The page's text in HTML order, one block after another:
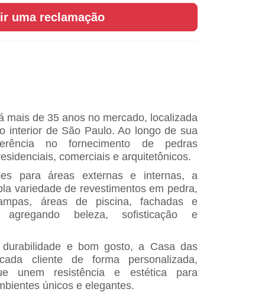
uma reclamação
mais de 35 anos no mercado, localizada
interior de São Paulo. Ao longo de sua
no fornecimento de pedras
comerciais e arquitetônicos.
para áreas externas e internas, a
variedade de revestimentos em pedra,
áreas de piscina, fachadas e
agregando beleza, sofisticação e
e bom gosto, a Casa das
cliente de forma personalizada,
unem resistência e estética para
únicos e elegantes.